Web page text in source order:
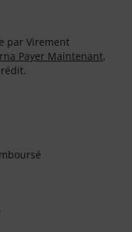
par Virement
Payer Maintenant,